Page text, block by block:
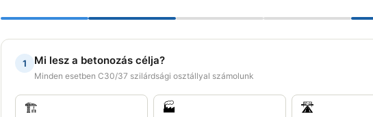
1 Mi lesz a betonozás célja?
Minden esetben C30/37 szilárdsági osztállyal számolunk
🏗️ 🏭 🛣️